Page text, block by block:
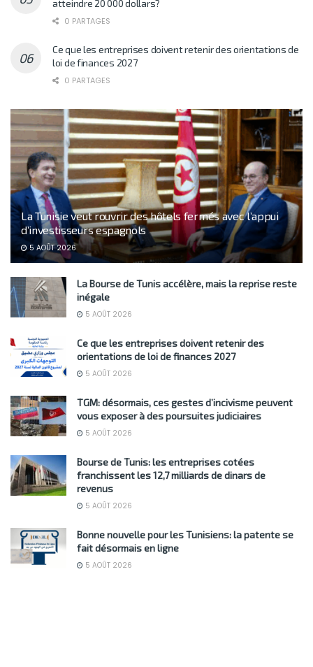
atteindre 20 000 dollars?
0 PARTAGES
Ce que les entreprises doivent retenir des orientations de
loi de finances 2027
0 PARTAGES
La Tunisie veut rouvrir des hôtels fermés avec l’appui
d’investisseurs espagnols
5 AOÛT 2026
La Bourse de Tunis accélère, mais la reprise reste
inégale
5 AOÛT 2026
Ce que les entreprises doivent retenir des
orientations de loi de finances 2027
5 AOÛT 2026
TGM: désormais, ces gestes d’incivisme peuvent
vous exposer à des poursuites judiciaires
5 AOÛT 2026
Bourse de Tunis: les entreprises cotées
franchissent les 12,7 milliards de dinars de
revenus
5 AOÛT 2026
Bonne nouvelle pour les Tunisiens: la patente se
fait désormais en ligne
5 AOÛT 2026